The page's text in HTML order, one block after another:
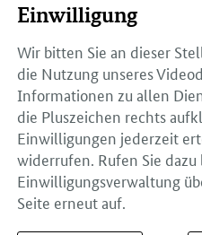
Einwilligung
Wir bitten Sie an dieser
die Nutzung unseres
Informationen zu allen
die Pluszeichen rechts
Einwilligungen jederzeit
widerrufen. Rufen Sie dazu
Einwilligungsverwaltung
Seite erneut auf.